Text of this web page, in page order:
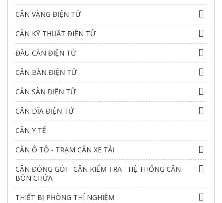
tính...
Thiết kế nhỏ gọn, bền bỉ: Cân vàng điện tử
thường có thiết kế nhỏ gọn, dễ sử dụng và
làm bằng vật liệu chất lượng cao, đảm bảo
độ bền.
Các tính năng bảo vệ
: Nhiều mẫu cân vàng
điện tử được trang bị các tính năng bảo vệ
như: chống quá tải, tự động tắt nguồn, khóa
bàn phím...
CÂN VÀNG ĐIỆN TỬ
CÂN KỸ THUẬT ĐIỆN TỬ
ĐẦU CÂN ĐIỆN TỬ
CÂN BÀN ĐIỆN TỬ
CÂN SÀN ĐIỆN TỬ
CÂN DĨA ĐIỆN TỬ
CÂN Y TẾ
CÂN Ô TÔ - TRẠM CÂN XE TẢI
CÂN ĐÓNG GÓI - CÂN KIỂM TRA - HỆ THỐNG CÂN
BỒN CHỨA
THIẾT BỊ PHÒNG THÍ NGHIỆM